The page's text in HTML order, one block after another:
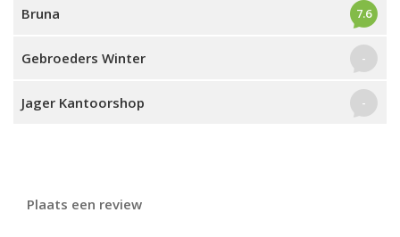
Bruna 7.6
Gebroeders Winter -
Jager Kantoorshop -
Plaats een review